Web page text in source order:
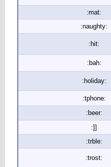
:mat:
:naughty:
:hit:
:bah:
:holiday:
:tphone:
:beer:
:]]
:trble:
:trost: